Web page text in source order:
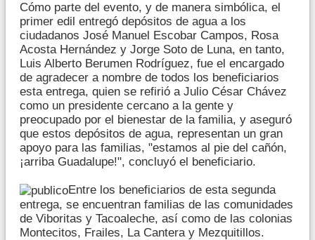
Cómo parte del evento, y de manera simbólica, el
primer edil entregó depósitos de agua a los
ciudadanos José Manuel Escobar Campos, Rosa
Acosta Hernández y Jorge Soto de Luna, en tanto,
Luis Alberto Berumen Rodríguez, fue el encargado
de agradecer a nombre de todos los beneficiarios
esta entrega, quien se refirió a Julio César Chávez
como un presidente cercano a la gente y
preocupado por el bienestar de la familia, y aseguró
que estos depósitos de agua, representan un gran
apoyo para las familias, "estamos al pie del cañón,
¡arriba Guadalupe!", concluyó el beneficiario.
Entre los beneficiarios de esta segunda
entrega, se encuentran familias de las comunidades
de Viboritas y Tacoaleche, así como de las colonias
Montecitos, Frailes, La Cantera y Mezquitillos.